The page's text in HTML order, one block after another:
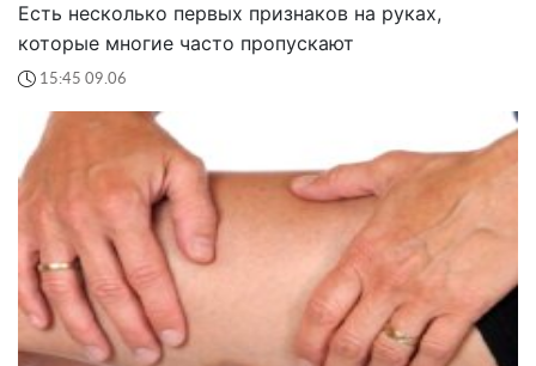
Есть несколько первых признаков на руках,
которые многие часто пропускают
15:45 09.06